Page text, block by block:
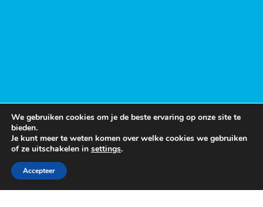
We gebruiken cookies om je de beste ervaring op onze site te
bieden.
Je kunt meer te weten komen over welke cookies we gebruiken
of ze uitschakelen in settings.
Accepteer